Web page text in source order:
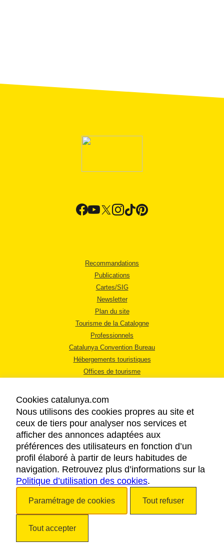
Recommandations
Publications
Cartes/SIG
Newsletter
Plan du site
Tourisme de la Catalogne
Professionnels
Catalunya Convention Bureau
Hébergements touristiques
Offices de tourisme
MENTIONS LÉGALES
RÈGLES DE CONFIDENTIALITÉ
COOKIES
ACCESSIBILITÉ
Cookies catalunya.com
Nous utilisons des cookies propres au site et
ceux de tiers pour analyser nos services et
afficher des annonces adaptées aux
préférences des utilisateurs en fonction d’un
profil élaboré à partir de leurs habitudes de
navigation. Retrouvez plus d’informations sur la
Politique d’utilisation des cookies.
Paramétrage de cookies Tout refuser
Tout accepter